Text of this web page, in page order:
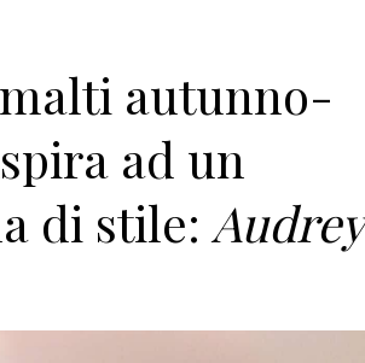
autunno-
ad un
di stile: Audrey